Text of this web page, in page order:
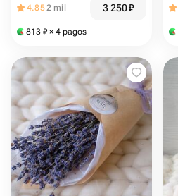
4.852 mil 3 250₽
813 ₽ × 4 pagos